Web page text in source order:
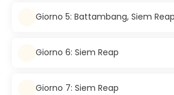
Giorno 5: Battambang, Siem Reap
Giorno 6: Siem Reap
Giorno 7: Siem Reap